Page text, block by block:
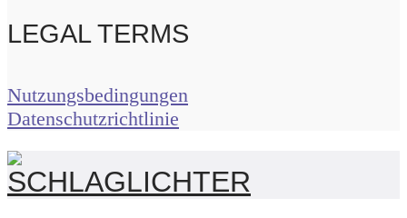
LEGAL TERMS
Nutzungsbedingungen
Datenschutzrichtlinie